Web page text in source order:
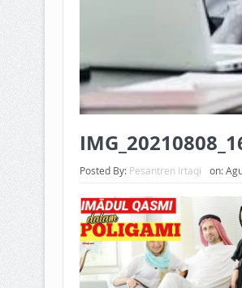
Posted By: Pesantren Irtaqi on: